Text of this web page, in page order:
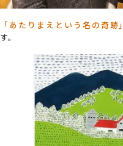
「あたりまえという名の奇跡」
す。